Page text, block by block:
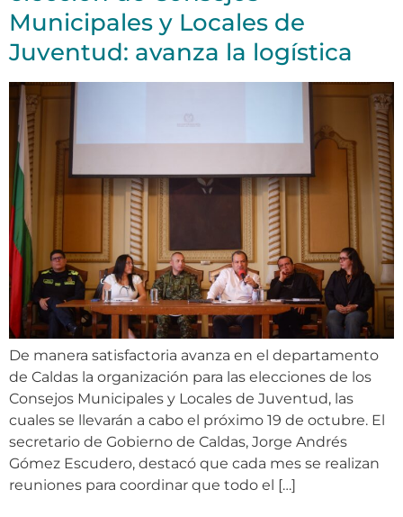
Municipales y Locales de
Juventud: avanza la logística
De manera satisfactoria avanza en el departamento
de Caldas la organización para las elecciones de los
Consejos Municipales y Locales de Juventud, las
cuales se llevarán a cabo el próximo 19 de octubre. El
secretario de Gobierno de Caldas, Jorge Andrés
Gómez Escudero, destacó que cada mes se realizan
reuniones para coordinar que todo el […]